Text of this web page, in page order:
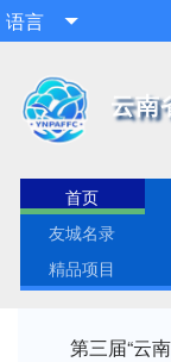
语言 
云南
首页
友城名录
精品项目
第三届“云